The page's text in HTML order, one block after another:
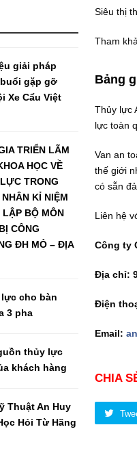
Siêu thị
Tham
Bảng
Thủy lực
lực toàn
Van an
thế giới
có sẵn
Liên hệ
Công ty
Địa chỉ:
Điện
Email:
CHIA
giải pháp
gặp gỡ
Xe Cẩu Việt
TRIỂN LÃM
HỌC VỀ
TRONG
KỈ NIỆM
LẬP BỘ MÔN
CÔNG
ĐH MỎ – ĐỊA
cho bàn
3 pha
thủy lực
khách hàng
Thuật An Huy
Hỏi Từ Hãng